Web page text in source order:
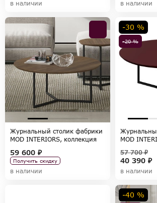
в наличии в наличии
Журнальный столик фабрики
MOD INTERIORS, коллекция
59 600 ₽
Получить скидку
в наличии
-20 %
-30 %
MOD
40 390 ₽
57 700 ₽
в наличии
-40 %